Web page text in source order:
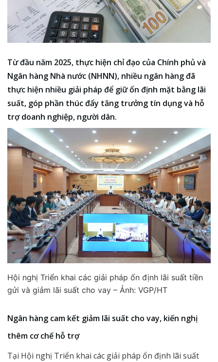
Từ đầu năm 2025, thực hiện chỉ đạo của Chính phủ và
Ngân hàng Nhà nước (NHNN), nhiều ngân hàng đã
thực hiện nhiều giải pháp để giữ ổn định mặt bằng lãi
suất, góp phần thúc đẩy tăng trưởng tín dụng và hỗ
trợ doanh nghiệp, người dân.
Hội nghị Triển khai các giải pháp ổn định lãi suất tiền
gửi và giảm lãi suất cho vay – Ảnh: VGP/HT
Ngân hàng cam kết giảm lãi suất cho vay, kiến nghị
thêm cơ chế hỗ trợ
Tại Hội nghị Triển khai các giải pháp ổn định lãi suất